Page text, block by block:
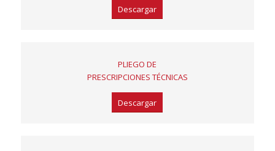
Descargar
PLIEGO DE
PRESCRIPCIONES TÉCNICAS
Descargar